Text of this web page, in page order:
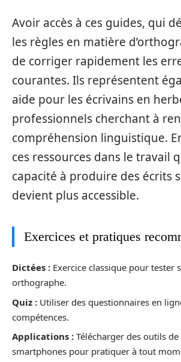
Avoir accès à ces guides, qui
les règles en matière
de corriger rapidement les
courantes. Ils représentent
aide pour les écrivains en
professionnels cherchant à
compréhension linguistique.
ces ressources dans le travail
capacité à produire des écrits
devient plus accessible.
Exercices et pratiques
Dictées : Exercice classique pour tester
orthographe.
Quiz : Utiliser des questionnaires en
compétences.
Applications : Télécharger des outils
smartphones pour pratiquer à tout